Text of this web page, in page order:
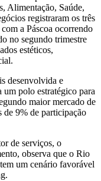
Alimentação, Saúde,
registraram os três
a Páscoa ocorrendo
no segundo trimestre
estéticos,
desenvolvida e
um polo estratégico para
maior mercado de
9% de participação
de serviços, o
observa que o Rio
um cenário favorável